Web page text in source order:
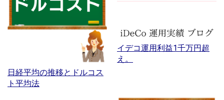
日経平均の推移とドルコス
ト平均法
イデコ運用利益1千万円超
え。